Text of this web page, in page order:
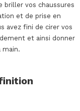
briller vos chaussures
et de prise en
avez fini de cirer vos
et ainsi donner
main.